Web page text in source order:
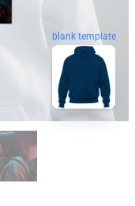
blank template